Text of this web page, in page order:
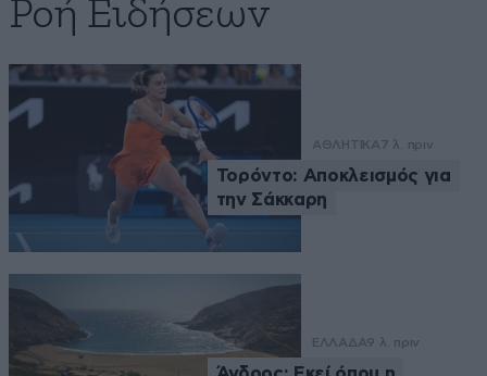
Ροή Ειδήσεων
ΑΘΛΗΤΙΚΑ7 λ. πριν
Τορόντο: Αποκλεισμός για
την Σάκκαρη
ΕΛΛΑΔΑ9 λ. πριν